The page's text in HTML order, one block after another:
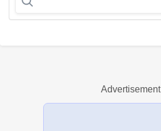
عرض الكل
Advertisement